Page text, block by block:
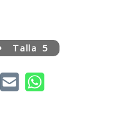
Talla 5